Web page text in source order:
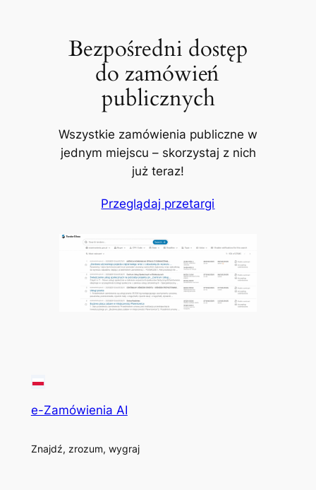
Bezpośredni dostęp
do zamówień
publicznych
Wszystkie zamówienia publiczne w
jednym miejscu – skorzystaj z nich
już teraz!
Przeglądaj przetargi
e-Zamówienia AI
Znajdź, zrozum, wygraj